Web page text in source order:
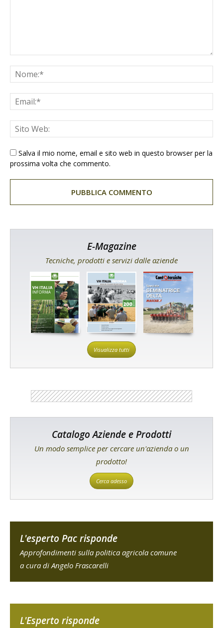
Salva il mio nome, email e sito web in questo browser per la
prossima volta che commento.
E-Magazine
Tecniche, prodotti e servizi dalle aziende
Visualizza tutti
Catalogo Aziende e Prodotti
Un modo semplice per cercare un'azienda o un
prodotto!
Cerca adesso
L'esperto Pac risponde
Approfondimenti sulla politica agricola comune
a cura di Angelo Frascarelli
L'Esperto risponde